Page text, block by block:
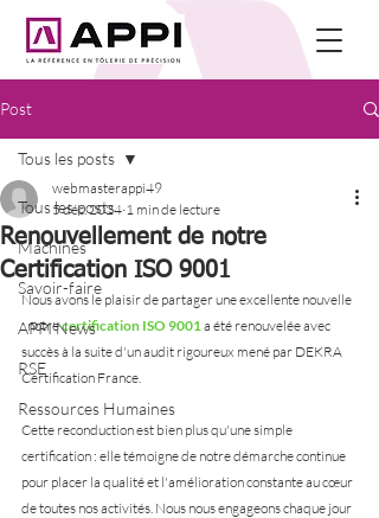
Post
Tous les posts
Machines
Savoir-faire
APPI'News
RSE
Ressources Humaines
Tous les posts
Renouvellement de notre
Certification ISO 9001
webmasterappi49
5 déc. 2024 1 min de lecture
Nous avons le plaisir de partager une excellente nouvelle
: notre certification ISO 9001 a été renouvelée avec
succès à la suite d'un audit rigoureux mené par DEKRA
Certification France.
Cette reconduction est bien plus qu'une simple
certification : elle témoigne de notre démarche continue
pour placer la qualité et l'amélioration constante au cœur
de toutes nos activités. Nous nous engageons chaque jour